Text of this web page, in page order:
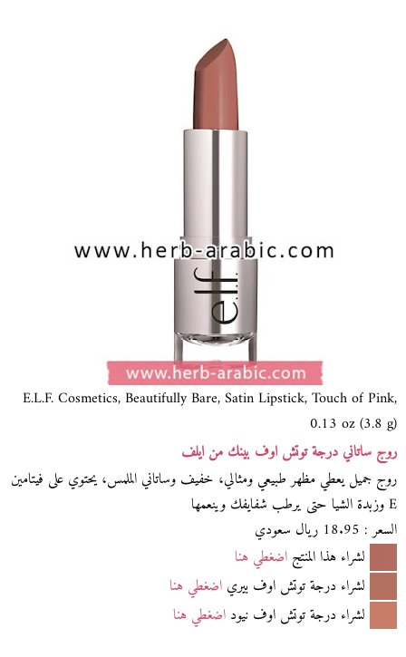
E.L.F. Cosmetics, Beautifully Bare, Satin Lipstick, Touch of Pink,
0.13 oz (3.8 g)
روج ساتاني درجة توتش اوف بينك من ايلف
روج جميل يعطي مظهر طبيعي ومثالي، خفيف وساتاني الملمس، يحتوي على فيتامين
E وزبدة الشيا حتى يرطب شفايفك وينعمها
السعر : 18.95 ريال سعودي
لشراء هذا المنتجاضغطي هنا
لشراء درجة توتش اوف بيرياضغطي هنا
لشراء درجة توتش اوف نيوداضغطي هنا